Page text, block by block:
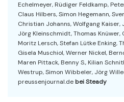
Echelmeyer, Rüdiger Feldkamp,
Claus Hilbers, Simon Hegemann,
Christian Johanns, Wolfgang Kaiser,
Jörg Kleinschmidt, Thomas Knüwer,
Moritz Lersch, Stefan Lütke Enking,
Gisela Muschiol, Werner Nickel,
Maren Pittack, Benny S., Kilian
Westrup, Simon Wibbeler, Jörg
preussenjournal.de bei Steady